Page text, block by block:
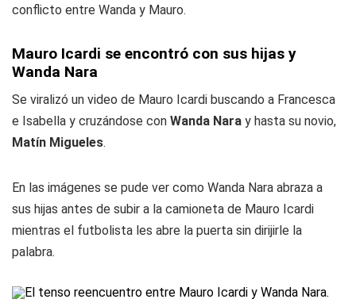
conflicto entre Wanda y Mauro.
Mauro Icardi se encontró con sus hijas y
Wanda Nara
Se viralizó un video de Mauro Icardi buscando a Francesca
e Isabella y cruzándose con Wanda Nara y hasta su novio,
Matín Migueles.
En las imágenes se pude ver como Wanda Nara abraza a
sus hijas antes de subir a la camioneta de Mauro Icardi
mientras el futbolista les abre la puerta sin dirijirle la
palabra.